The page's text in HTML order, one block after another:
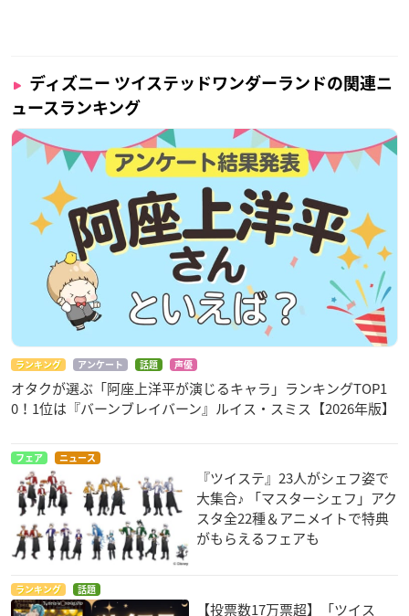
ディズニー ツイステッドワンダーランドの関連ニ
ュースランキング
ランキング アンケート 話題 声優
オタクが選ぶ「阿座上洋平が演じるキャラ」ランキングTOP1
0！1位は『バーンブレイバーン』ルイス・スミス【2026年版】
フェア ニュース
『ツイステ』23人がシェフ姿で
大集合♪ 「マスターシェフ」アク
スタ全22種＆アニメイトで特典
がもらえるフェアも
ランキング 話題
【投票数17万票超】「ツイス